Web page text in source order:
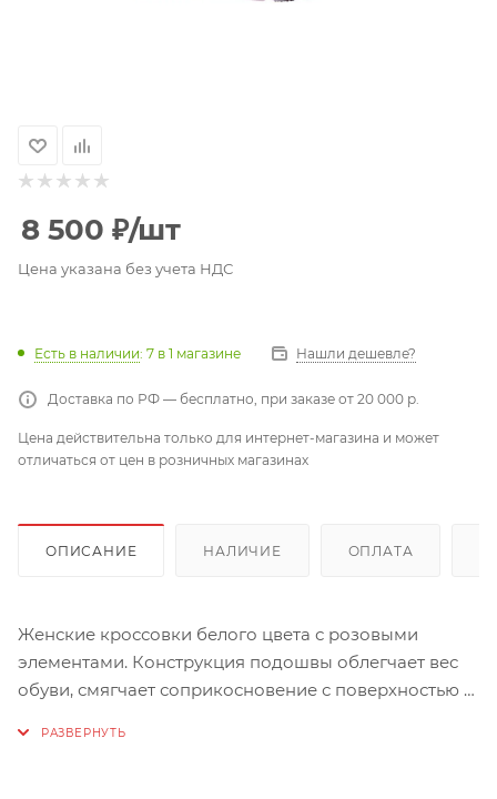
8 500 ₽/шт
Цена указана без учета НДС
Есть в наличии: 7 в 1 магазине Нашли дешевле?
Доставка по РФ — бесплатно, при заказе от 20 000 р.
Цена действительна только для интернет-магазина и может
отличаться от цен в розничных магазинах
ОПИСАНИЕ НАЛИЧИЕ ОПЛАТА
Женские кроссовки белого цвета с розовыми
элементами. Конструкция подошвы облегчает вес
обуви, смягчает соприкосновение с поверхностью и